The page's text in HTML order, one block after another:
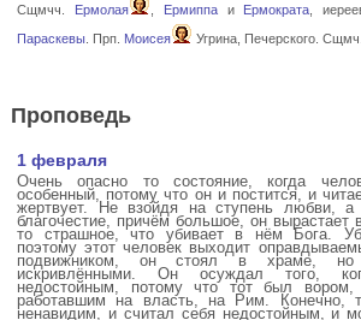
Сщмчч. Ермолая Ермиппаи Ермократа ,
Параскевы. Прп. Моисея Угрина, Печерского. Сщмч.
Проповедь
1 февраля
Очень опасно то состояние, когда
особенный, потому что он и постится, и
жертвует. Не взойдя на ступень любви,
благочестие, причём большое, он вырастает
то страшное, что убивает в нём Бога.
поэтому этот человек выходит
подвижником, он стоял в храме,
искривлёнными. Он осуждал того,
недостойным, потому что тот был вором,
работавшим на власть, на Рим. Конечно,
ненавидим, и считал себя недостойным, и